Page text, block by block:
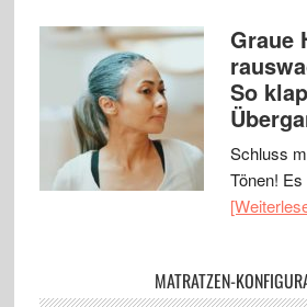
Graue
So
Schluss
Tönen!
MATRATZEN-